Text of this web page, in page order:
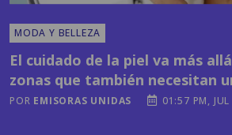
zonas que también necesitan
POR EMISORAS UNIDAS 01:57 PM,